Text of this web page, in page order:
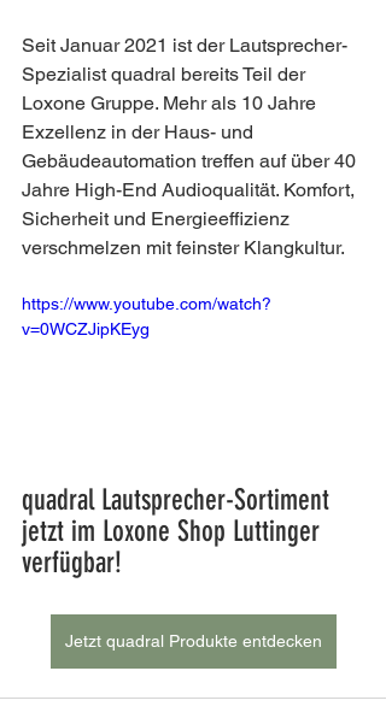
Seit Januar 2021 ist der Lautsprecher-
Spezialist quadral bereits Teil der
Loxone Gruppe. Mehr als 10 Jahre
Exzellenz in der Haus- und
Gebäudeautomation treffen auf über 40
Jahre High-End Audioqualität. Komfort,
Sicherheit und Energieeffizienz
verschmelzen mit feinster Klangkultur.
https://www.youtube.com/watch?
v=0WCZJipKEyg
quadral Lautsprecher-Sortiment
jetzt im Loxone Shop Luttinger
verfügbar!
Jetzt quadral Produkte entdecken